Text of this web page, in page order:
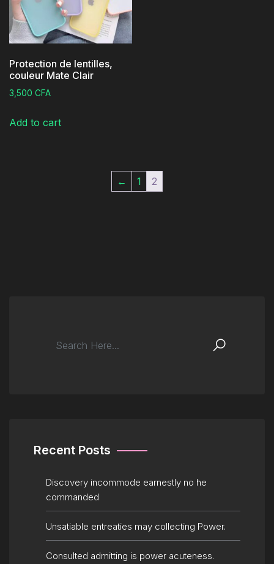
Protection de lentilles,
couleur Mate Clair
3,500 CFA
Add to cart
← 1 2
Recent Posts
Discovery incommode earnestly no he
commanded
Unsatiable entreaties may collecting Power.
Consulted admitting is power acuteness.